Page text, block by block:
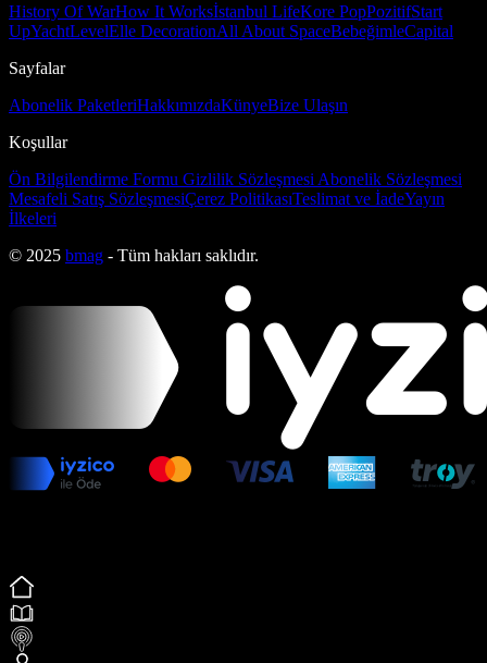
History Of WarHow It Worksİstanbul LifeKore PopPozitifStart
UpYachtLevelElle DecorationAll About SpaceBebeğimleCapital
Sayfalar
Abonelik PaketleriHakkımızdaKünyeBize Ulaşın
Koşullar
Ön Bilgilendirme Formu Gizlilik Sözleşmesi Abonelik Sözleşmesi
Mesafeli Satış SözleşmesiÇerez PolitikasıTeslimat ve İadeYayın
İlkeleri
© 2025 bmag - Tüm hakları saklıdır.